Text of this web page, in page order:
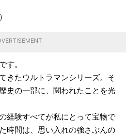
す。
きたウルトラマンシリーズ。そ
史の一部に、関われたことを光
経験すべてが私にとって宝物で
時間は、思い入れの強さぶんの